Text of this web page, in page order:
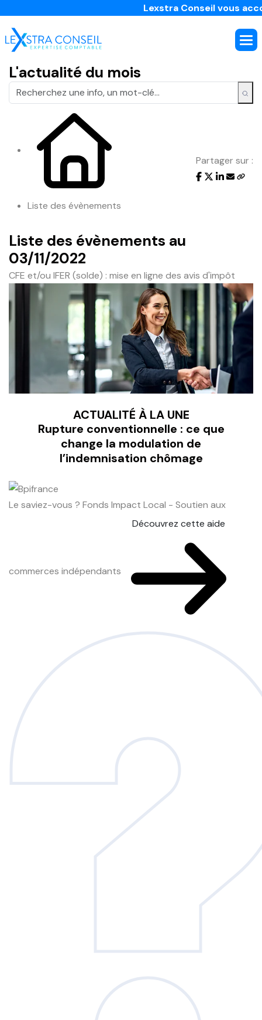
Lexstra Conseil vous
L'actualité du mois
Liste des évènements
Partager sur :
Liste des évènements au
03/11/2022
CFE et/ou IFER (solde) : mise en ligne des avis d'impôt
ACTUALITÉ À LA UNE
Rupture conventionnelle : ce que
change la modulation de
l’indemnisation chômage
Le saviez-vous ? Fonds Impact Local - Soutien aux
commerces indépendants
Découvrez cette aide